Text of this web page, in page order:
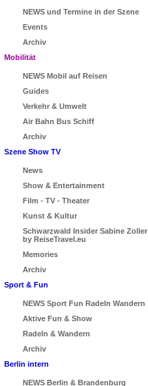
NEWS und Termine in der Szene
Events
Archiv
Mobilität
NEWS Mobil auf Reisen
Guides
Verkehr & Umwelt
Air Bahn Bus Schiff
Archiv
Szene Show TV
News
Show & Entertainment
Film - TV - Theater
Kunst & Kultur
Schwarzwald Insider Sabine Zoller
by ReiseTravel.eu
Memories
Archiv
Sport & Fun
NEWS Sport Fun Radeln Wandern
Aktive Fun & Show
Radeln & Wandern
Archiv
Berlin intern
NEWS Berlin & Brandenburg